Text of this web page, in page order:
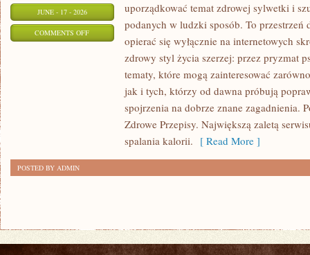
JUNE - 17 - 2026
COMMENTS OFFON
MOTYWACJA
uporządkować temat zdrowej sylwetki i
podanych w ludzki sposób. To
opierać się wyłącznie na internetowych
zdrowy styl życia szerzej: przez pryzmat
tematy, które mogą zainteresować
jak i tych, którzy od dawna próbują
spojrzenia na dobrze znane zagadnienia.
Zdrowe Przepisy. Największą zaletą
spalania kalorii. [ Read More ]
POSTED BY ADMIN